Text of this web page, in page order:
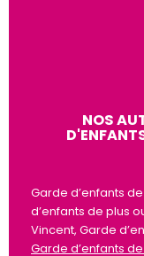
NOS
Garde d’enfants
d’enfants de plus
Vincent, Garde
Garde d’enfants